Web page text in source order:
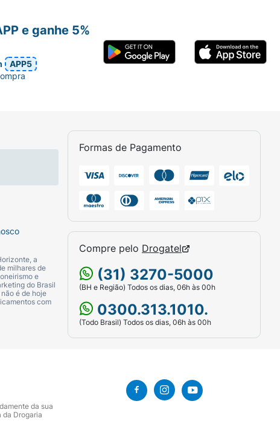
a
milhares de
e
do Brasil
é de hoje
com
Formas de Pagamento
Compre pelo Drogatel
(31) 3270-5000
(BH e Região) Todos os dias, 06h às 00h
0300.313.1010.
(Todo Brasil) Todos os dias, 06h às 00h
e ganhe 5%
APP5
da sua
da Drogaria